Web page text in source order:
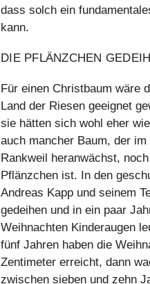
dass solch ein
kann.
DIE PFLÄNZCHEN
Für einen Christbaum wäre
Land der Riesen geeignet
sie hätten sich wohl eher
auch mancher Baum, der
Rankweil heranwächst,
Pflänzchen ist. In den
Andreas Kapp und seinem
gedeihen und in ein paar
Weihnachten Kinderaugen
fünf Jahren haben die
Zentimeter erreicht, dann
zwischen sieben und zehn